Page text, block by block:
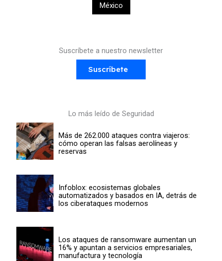
México
Suscríbete a nuestro newsletter
Suscríbete
Lo más leído de Seguridad
Más de 262.000 ataques contra viajeros:
cómo operan las falsas aerolíneas y
reservas
Infoblox: ecosistemas globales
automatizados y basados en IA, detrás de
los ciberataques modernos
Los ataques de ransomware aumentan un
16% y apuntan a servicios empresariales,
manufactura y tecnología